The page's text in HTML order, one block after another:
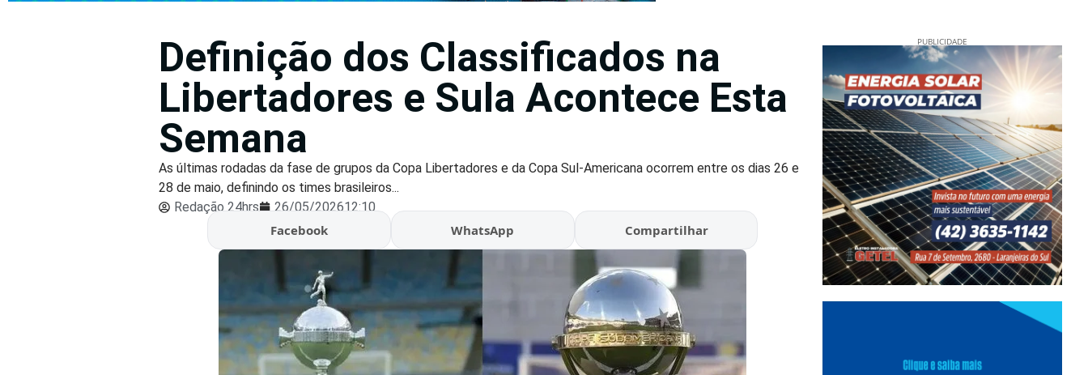
Definição dos Classificados na
Libertadores e Sula Acontece Esta
Semana
As últimas rodadas da fase de grupos da Copa Libertadores e da Copa Sul-Americana ocorrem entre os dias 26 e
28 de maio, definindo os times brasileiros...
Redação 24hrs
26/05/202612:10
Facebook WhatsApp Compartilhar
PUBLICIDADE